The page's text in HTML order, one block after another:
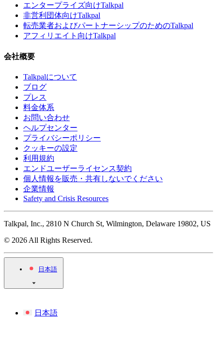
エンタープライズ向けTalkpal
非営利団体向けTalkpal
転売業者およびパートナーシップのためのTalkpal
アフィリエイト向けTalkpal
会社概要
Talkpalについて
ブログ
プレス
料金体系
お問い合わせ
ヘルプセンター
プライバシーポリシー
クッキーの設定
利用規約
エンドユーザーライセンス契約
個人情報を販売・共有しないでください
企業情報
Safety and Crisis Resources
Talkpal, Inc., 2810 N Church St, Wilmington, Delaware 19802, US
© 2026 All Rights Reserved.
日本語
日本語